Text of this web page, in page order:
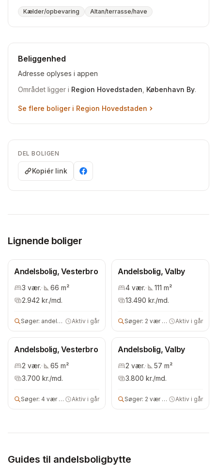
Kælder/opbevaring Altan/terrasse/have
Beliggenhed
Adresse oplyses i appen
Området ligger i Region Hovedstaden København By.
Se flere boliger i Region Hovedstaden
DEL BOLIGEN
Kopiér link
Lignende boliger
Andelsbolig, Vesterbro
3 vær.· 66 m²
2.942 kr./md.
Søger: andelsbolig Aktiv i går
Andelsbolig, Valby
4 vær.· 111 m²
13.490 kr./md.
Søger: 2 vær andels- eller ejerbolig Aktiv i går
Andelsbolig, Vesterbro
2 vær.· 65 m²
3.700 kr./md.
Søger: 4 vær bolig Aktiv i går
Andelsbolig, Valby
2 vær.· 57 m²
3.800 kr./md.
Søger: 2 vær bolig Aktiv i går
Guides til andelsboligbytte